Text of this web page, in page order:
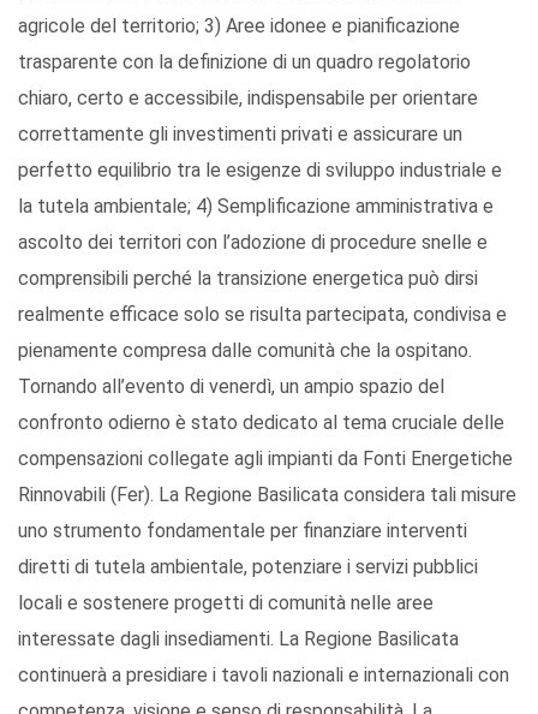
agricole del territorio; 3) Aree idonee e pianificazione
trasparente con la definizione di un quadro regolatorio
chiaro, certo e accessibile, indispensabile per orientare
correttamente gli investimenti privati e assicurare un
perfetto equilibrio tra le esigenze di sviluppo industriale e
la tutela ambientale; 4) Semplificazione amministrativa e
ascolto dei territori con l’adozione di procedure snelle e
comprensibili perché la transizione energetica può dirsi
realmente efficace solo se risulta partecipata, condivisa e
pienamente compresa dalle comunità che la ospitano.
Tornando all’evento di venerdì, un ampio spazio del
confronto odierno è stato dedicato al tema cruciale delle
compensazioni collegate agli impianti da Fonti Energetiche
Rinnovabili (Fer). La Regione Basilicata considera tali misure
uno strumento fondamentale per finanziare interventi
diretti di tutela ambientale, potenziare i servizi pubblici
locali e sostenere progetti di comunità nelle aree
interessate dagli insediamenti. La Regione Basilicata
continuerà a presidiare i tavoli nazionali e internazionali con